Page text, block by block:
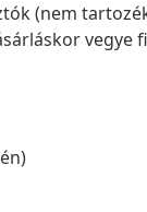
(nem
vegye